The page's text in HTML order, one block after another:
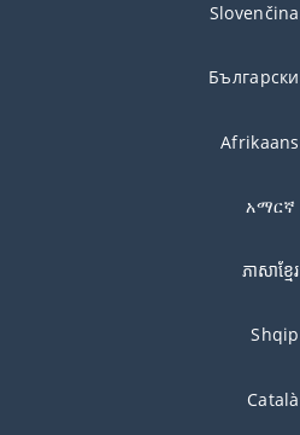
Slovenčina
Български
Afrikaans
አማርኛ
ភាសាខ្មែរ
Shqip
Català